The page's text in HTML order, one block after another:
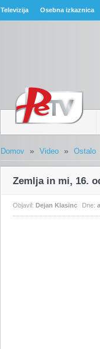
Televizija Osebna izkaznica
Domov » Video » Ostalo
Zemlja in mi, 16.
Objavil: Dejan Klasinc Dne: